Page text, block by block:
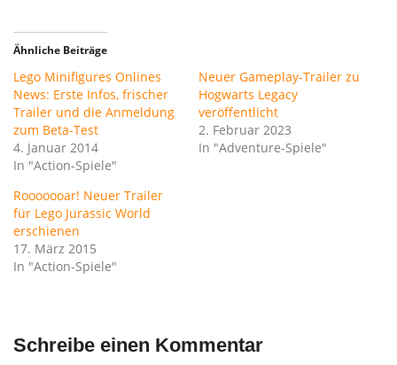
Ähnliche Beiträge
Lego Minifigures Onlines
News: Erste Infos, frischer
Trailer und die Anmeldung
zum Beta-Test
4. Januar 2014
In "Action-Spiele"
Neuer Gameplay-Trailer zu
Hogwarts Legacy
veröffentlicht
2. Februar 2023
In "Adventure-Spiele"
Rooooooar! Neuer Trailer
für Lego Jurassic World
erschienen
17. März 2015
In "Action-Spiele"
Schreibe einen Kommentar